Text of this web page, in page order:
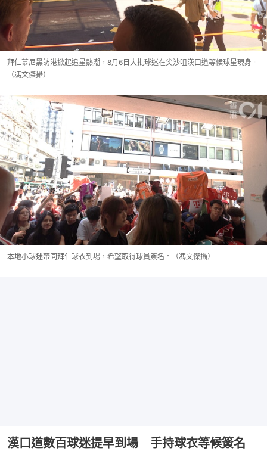
拜仁慕尼黑訪港掀起追星熱潮，8月6日大批球迷在尖沙咀漢口道等候球星現身。
（馮文傑攝）
本地小球迷帶同拜仁球衣到場，希望取得球員簽名。（馮文傑攝）
漢口道數百球迷提早到場 手持球衣等候簽名